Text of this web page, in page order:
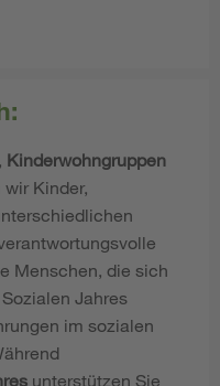
, Kinderwohngruppen
Kinder,
Menschen, die sich
Jahres
im sozialen
unterstützen Sie